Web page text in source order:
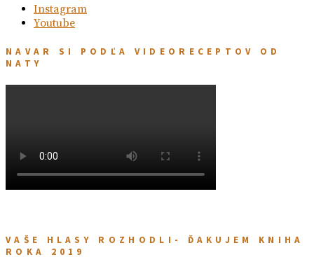
Instagram
Youtube
NAVAR SI PODĽA VIDEORECEPTOV OD
NATY
VAŠE HLASY ROZHODLI- ĎAKUJEM KNIHA
ROKA 2019